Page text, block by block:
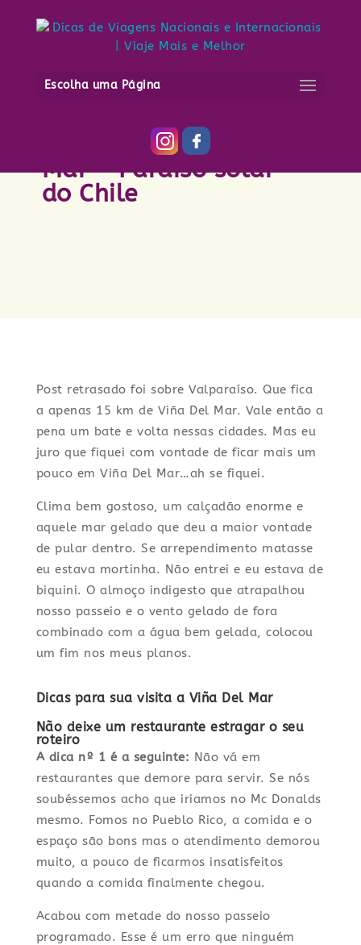
Escolha uma Página
Meio dia em Vinã Del
Mar - Paraíso solar
do Chile
Post retrasado foi sobre Valparaíso. Que fica
a apenas 15 km de Viña Del Mar. Vale então a
pena um bate e volta nessas cidades. Mas eu
juro que fiquei com vontade de ficar mais um
pouco em Viña Del Mar…ah se fiquei.
Clima bem gostoso, um calçadão enorme e
aquele mar gelado que deu a maior vontade
de pular dentro. Se arrependimento matasse
eu estava mortinha. Não entrei e eu estava de
biquini. O almoço indigesto que atrapalhou
nosso passeio e o vento gelado de fora
combinado com a água bem gelada, colocou
um fim nos meus planos.
Dicas para sua visita a Viña Del Mar
Não deixe um restaurante estragar o seu
roteiro
A dica nº 1 é a seguinte: Não vá em
restaurantes que demore para servir. Se nós
soubéssemos acho que iriamos no Mc Donalds
mesmo. Fomos no Pueblo Rico, a comida e o
espaço são bons mas o atendimento demorou
muito, a pouco de ficarmos insatisfeitos
quando a comida finalmente chegou.
Acabou com metade do nosso passeio
programado. Esse é um erro que ninguém